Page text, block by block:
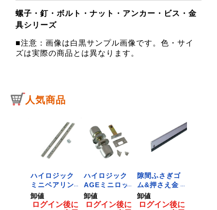
螺子・釘・ボルト・ナット・アンカー・ビス・金
具シリーズ
■注意：画像は白黒サンプル画像です。色・サイ
ズは実際の商品とは異なります。
人気商品
ハイロジック
ミニベアリン
グタイプ 310
ミリ 72958
卸値
ログイン後に
ハイロジック
AGEミニロッ
ク 360W
[Tools &
卸値
ログイン後に
隙間ふさぎゴ
ム&押さえ金
物 72909
卸値
ログイン後に